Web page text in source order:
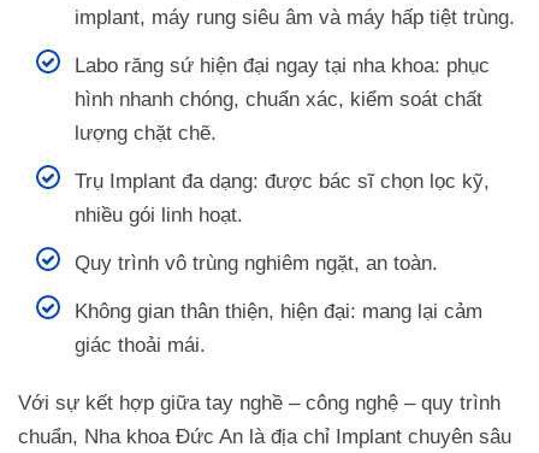
implant, máy rung siêu âm và máy hấp tiệt trùng.
Labo răng sứ hiện đại ngay tại nha khoa: phục
hình nhanh chóng, chuẩn xác, kiểm soát chất
lượng chặt chẽ.
Trụ Implant đa dạng: được bác sĩ chọn lọc kỹ,
nhiều gói linh hoạt.
Quy trình vô trùng nghiêm ngặt, an toàn.
Không gian thân thiện, hiện đại: mang lại cảm
giác thoải mái.
Với sự kết hợp giữa tay nghề – công nghệ – quy trình
chuẩn, Nha khoa Đức An là địa chỉ Implant chuyên sâu